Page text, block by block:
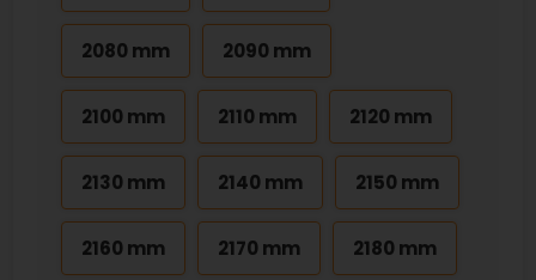
2080 mm 2090 mm
2100 mm 2110 mm 2120 mm
2130 mm 2140 mm 2150 mm
2160 mm 2170 mm 2180 mm